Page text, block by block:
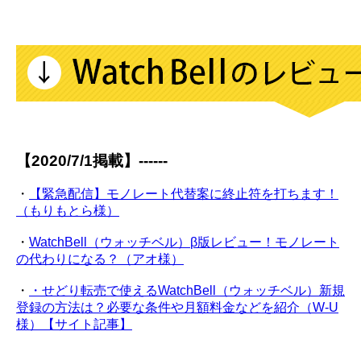
【2020/7/1掲載】------
・
【緊急配信】モノレート代替案に終止符を打ちます！
（もりもとら様）
・ WatchBell（ウォッチベル）β版レビュー！モノレート
の代わりになる？（アオ様）
・
・せどり転売で使えるWatchBell（ウォッチベル）新規
登録の方法は？必要な条件や月額料金などを紹介（W-U
様）【サイト記事】